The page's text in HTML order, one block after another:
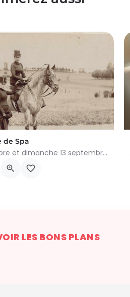
de Spa
Samedi 12 septembre et dimanche 13 septembre 2026, plongez dans l'histoire fascinante du cheval à…
Spa
LES BONS PLANS